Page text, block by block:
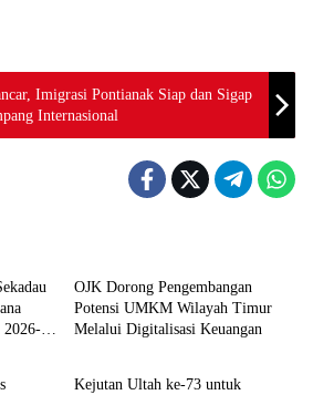
Imigrasi Pontianak Siap dan Sigap
Internasional
2026-
OJK Dorong Pengembangan
Potensi UMKM Wilayah Timur
Melalui Digitalisasi Keuangan
Berita
Kejutan Ultah ke-73 untuk